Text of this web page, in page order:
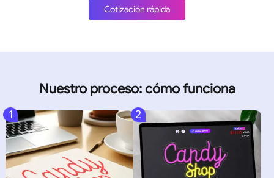
Cotización rápida
Nuestro proceso: cómo funciona
1 2